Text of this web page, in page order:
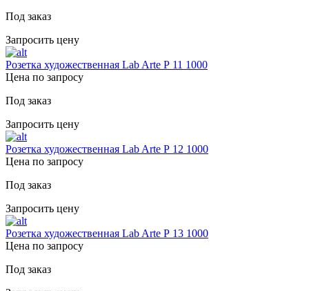
Под заказ
Запросить цену
Розетка художественная Lab Arte Р 11 1000
Цена по запросу
Под заказ
Запросить цену
Розетка художественная Lab Arte Р 12 1000
Цена по запросу
Под заказ
Запросить цену
Розетка художественная Lab Arte Р 13 1000
Цена по запросу
Под заказ